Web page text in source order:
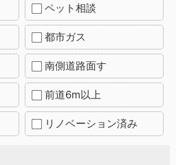
ペット相談
都市ガス
南側道路面す
前道6m以上
リノベーション済み